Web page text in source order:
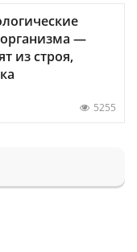
—
из строя,
5255